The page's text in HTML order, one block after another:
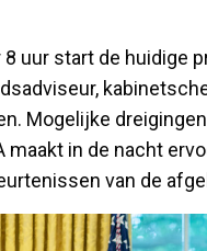
8 uur start de huidige
Mogelijke
maakt in de nacht
van de